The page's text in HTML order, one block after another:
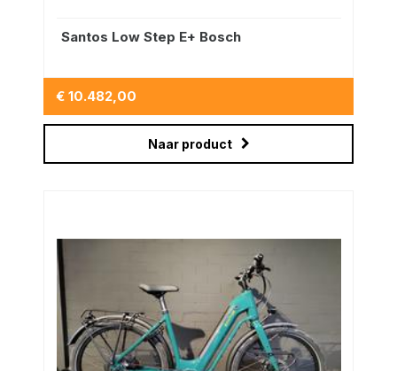
Santos Low Step E+ Bosch
€ 10.482,00
Naar product